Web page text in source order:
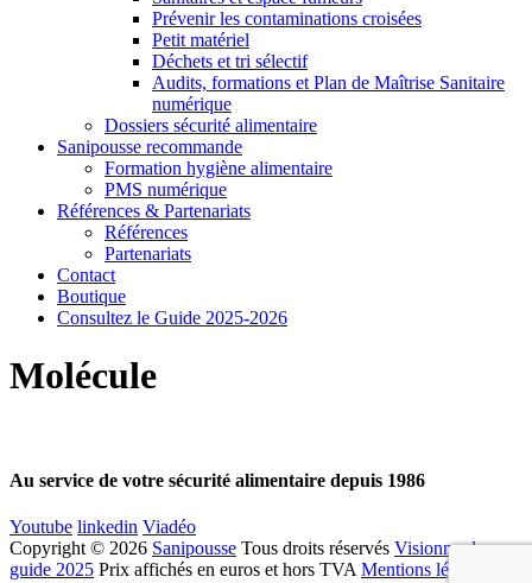
Prévenir les contaminations croisées
Petit matériel
Déchets et tri sélectif
Audits, formations et Plan de Maîtrise Sanitaire
numérique
Dossiers sécurité alimentaire
Sanipousse recommande
Formation hygiène alimentaire
PMS numérique
Références & Partenariats
Références
Partenariats
Contact
Boutique
Consultez le Guide 2025-2026
Molécule
Au service de votre sécurité alimentaire depuis 1986
Youtube linkedin Viadéo
Copyright © 2026 Sanipousse Tous droits réservés Visionner le
guide 2025 Prix affichés en euros et hors TVA Mentions légales